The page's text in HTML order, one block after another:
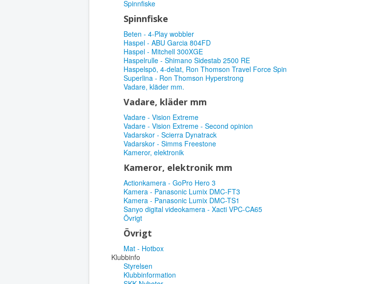
Spinnfiske
Spinnfiske
Beten - 4-Play wobbler
Haspel - ABU Garcia 804FD
Haspel - Mitchell 300XGE
Haspelrulle - Shimano Sidestab 2500 RE
Haspelspö, 4-delat, Ron Thomson Travel Force Spin
Superlina - Ron Thomson Hyperstrong
Vadare, kläder mm.
Vadare, kläder mm
Vadare - Vision Extreme
Vadare - Vision Extreme - Second opinion
Vadarskor - Scierra Dynatrack
Vadarskor - Simms Freestone
Kameror, elektronik
Kameror, elektronik mm
Actionkamera - GoPro Hero 3
Kamera - Panasonic Lumix DMC-FT3
Kamera - Panasonic Lumix DMC-TS1
Sanyo digital videokamera - Xacti VPC-CA65
Övrigt
Övrigt
Mat - Hotbox
Klubbinfo
Styrelsen
Klubbinformation